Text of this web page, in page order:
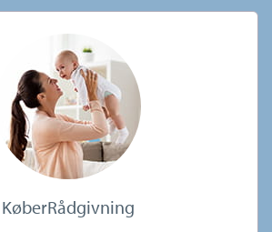
KøberRådgivning